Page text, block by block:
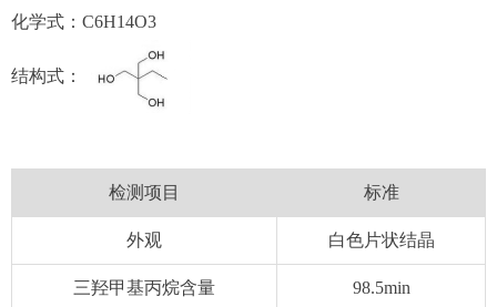
化学式：C6H14O3
结构式：
检测项目 标准
外观 白色片状结晶
三羟甲基丙烷含量 98.5min